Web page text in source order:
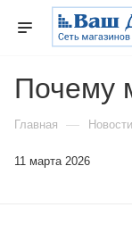
Почему
Главная — Новости
11 марта 2026